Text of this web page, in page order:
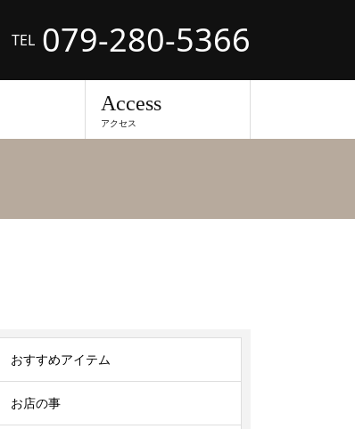
TEL 079-280-5366
Access
アクセス
おすすめアイテム
お店の事